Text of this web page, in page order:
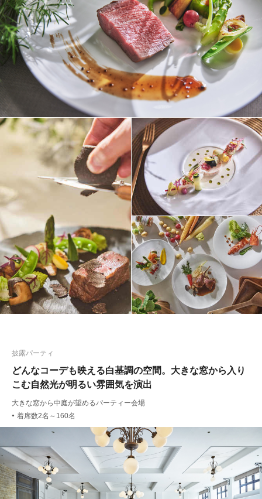
どんなコーデも映える白基調の空間。大きな窓から入り
こむ自然光が明るい雰囲気を演出
披露パーティ
大きな窓から中庭が望めるパーティー会場
● 着席数2名～160名